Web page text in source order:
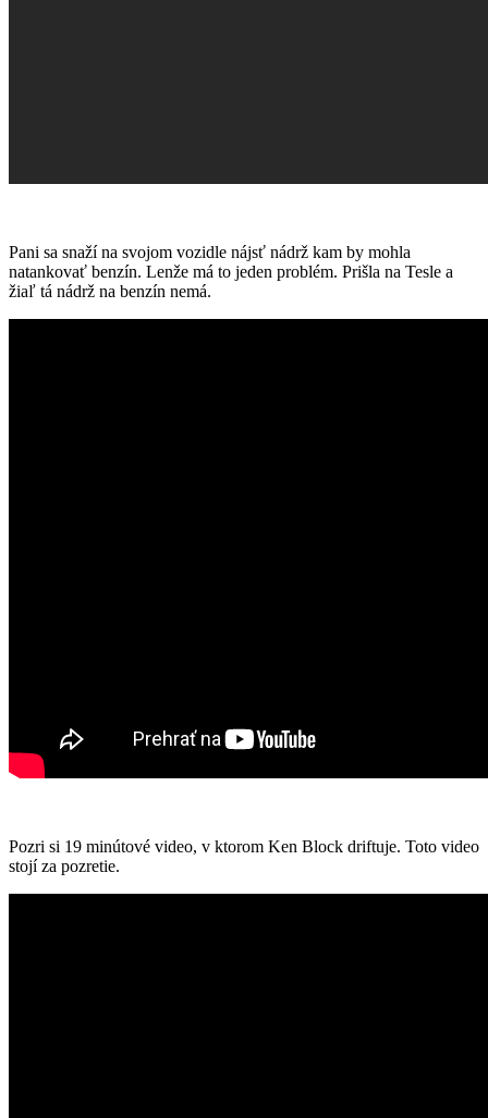
Pani sa snaží na svojom vozidle nájsť nádrž kam by mohla
natankovať benzín. Lenže má to jeden problém. Prišla na Tesle a
žiaľ tá nádrž na benzín nemá.
Pozri si 19 minútové video, v ktorom Ken Block driftuje. Toto video
stojí za pozretie.